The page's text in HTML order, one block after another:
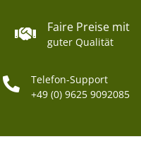
Faire Preise mit
guter Qualität
Telefon-Support
+49 (0) 9625 9092085